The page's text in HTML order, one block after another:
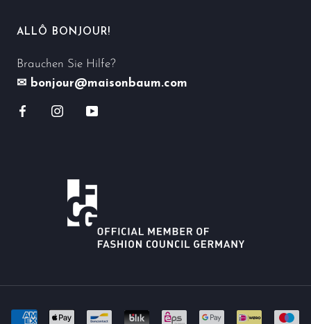
ALLÔ BONJOUR!
Brauchen Sie Hilfe?
✉ bonjour@maisonbaum.com